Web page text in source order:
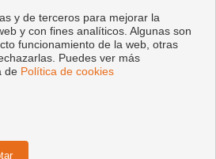
: 09:30 - 15:00 y 16:00 - 19:00
y de terceros para mejorar la
y con fines analíticos. Algunas son
funcionamiento de la web, otras
Puedes ver más
de Política de cookies